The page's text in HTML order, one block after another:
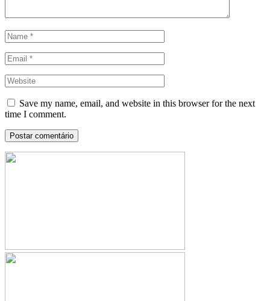
Save my name, email, and website in this browser for the next
time I comment.